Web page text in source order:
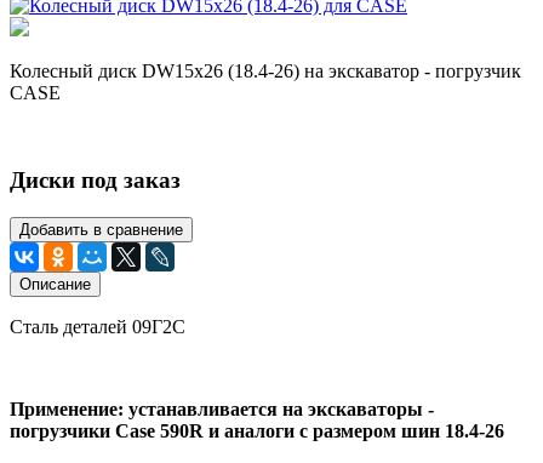
Колесный диск DW15х26 (18.4-26) на экскаватор - погрузчик
CASE
Диски под заказ
Добавить в сравнение
Описание
Сталь деталей 09Г2С
Применение: устанавливается на экскаваторы -
погрузчики Case 590R и аналоги с размером шин 18.4-26